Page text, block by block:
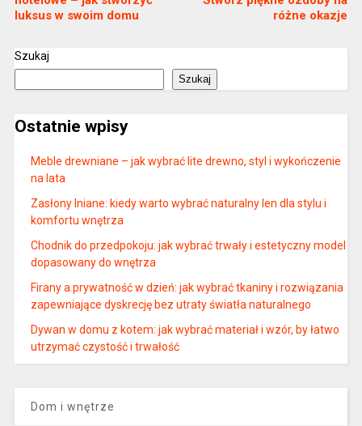
luksus w swoim domu
różne okazje
Szukaj
Szukaj
Ostatnie wpisy
Meble drewniane – jak wybrać lite drewno, styl i wykończenie
na lata
Zasłony lniane: kiedy warto wybrać naturalny len dla stylu i
komfortu wnętrza
Chodnik do przedpokoju: jak wybrać trwały i estetyczny model
dopasowany do wnętrza
Firany a prywatność w dzień: jak wybrać tkaniny i rozwiązania
zapewniające dyskrecję bez utraty światła naturalnego
Dywan w domu z kotem: jak wybrać materiał i wzór, by łatwo
utrzymać czystość i trwałość
Dom i wnętrze